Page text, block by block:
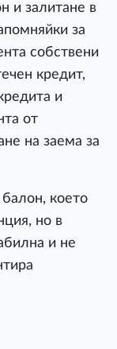
и залитане в
за
собствени
кредит,
и
от
на заема за
което
но в
и не